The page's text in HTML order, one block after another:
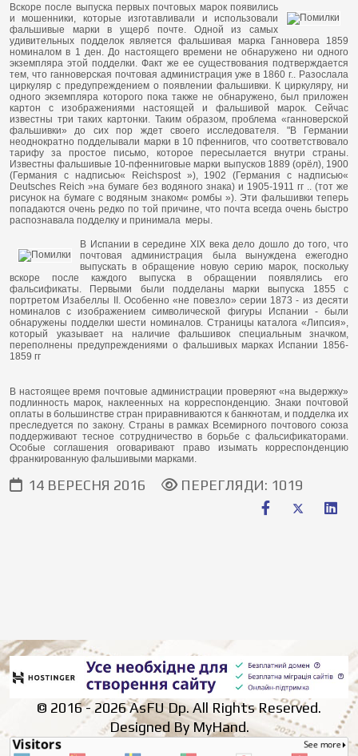
Вскоре после выпуска первых почтовых марок появились
и мошенники, которые изготавливали и использовали
фальшивые марки в ущерб почте. Одной из самых
удивительных подделок является фальшивая марка Ганновера 1859
номиналом в 1 ден. До настоящего времени не обнаружено ни одного
экземпляра этой подделки. Факт же ее существования подтверждается
тем, что ганноверская почтовая администрация уже в 1860 г.. Разослала
циркуляр с предупреждением о появлении фальшивки. К циркуляру, ни
одного экземпляра которого пока также не обнаружено, был приложен
картон с изображениями настоящей и фальшивой марок. Сейчас
известны три таких картонки. Таким образом, проблема «ганноверской
фальшивки» до сих пор ждет своего исследователя. "В Германии
неоднократно подделывали марки в 10 пфеннигов, что соответствовало
тарифу за простое письмо, которое пересылается внутри страны.
Известны фальшивые 10-пфенниговые марки выпусков 1889 (орёл), 1900
(Германия с надписью« Reichspost »), 1902 (Германия с надписью«
Deutsches Reich »на бумаге без водяного знака) и 1905-1911 гг .. (тот же
рисунок на бумаге с водяным знаком« ромбы »). Эти фальшивки теперь
попадаются очень редко по той причине, что почта всегда очень быстро
распознавала подделку и принимала меры.
В Испании в середине XIX века дело дошло до того, что
почтовая администрация была вынуждена ежегодно
выпускать в обращение новую серию марок, поскольку
вскоре после каждого выпуска в обращении появлялись его
фальсификаты. Первыми были подделаны марки выпуска 1855 с
портретом Изабеллы II. Особенно «не повезло» серии 1873 - из десяти
номиналов с изображением символической фигуры Испании - были
обнаружены подделки шести номиналов. Страницы каталога «Липсия»,
который указывает на наличие фальшивок специальным значком,
переполнены предупреждениями о фальшивых марках Испании 1856-
1859 гг
В настоящее время почтовые администрации проверяют «на выдержку»
подлинность марок, наклеенных на корреспонденцию. Знаки почтовой
оплаты в большинстве стран приравниваются к банкнотам, и подделка их
преследуется по закону. Страны в рамках Всемирного почтового союза
поддерживают тесное сотрудничество в борьбе с фальсификаторами.
Особые соглашения оговаривают право изымать корреспонденцию
франкированную фальшивыми марками.
14 ВЕРЕСНЯ 2016 ПЕРЕГЛЯДИ: 1019
© 2016 - 2026 AsFU Dp. All Rights Reserved.
Designed By MyHand.